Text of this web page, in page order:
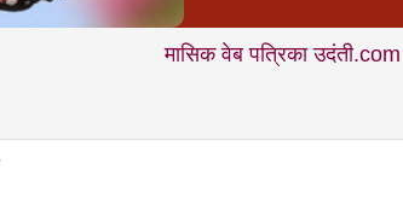
मासिक वेब पत्रिका उदंती.com में आप